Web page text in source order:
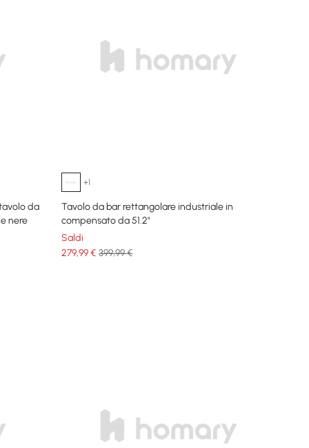
da
nere
+1
Tavolo da bar rettangolare industriale in
compensato da 51.2"
Saldi
279,99€ 399,99 €